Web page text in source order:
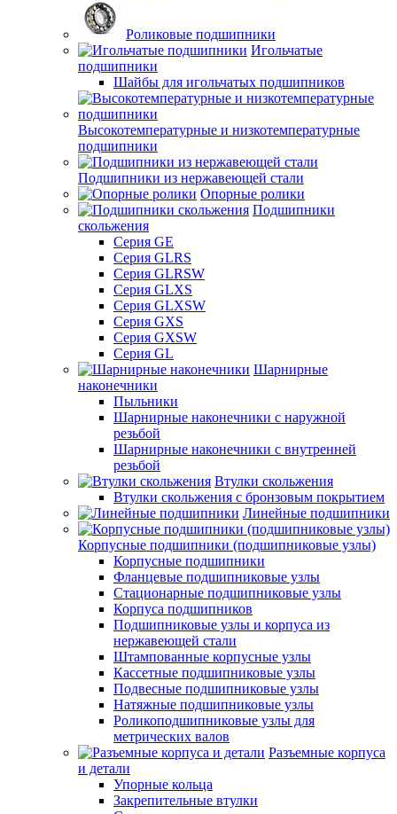
Роликовые подшипники
Игольчатые
подшипники
Шайбы для игольчатых подшипников
Высокотемпературные и низкотемпературные
подшипники
Подшипники из нержавеющей стали
Опорные ролики
Подшипники
скольжения
Серия GE
Серия GLRS
Серия GLRSW
Серия GLXS
Серия GLXSW
Серия GXS
Серия GXSW
Серия GL
Шарнирные
наконечники
Пыльники
Шарнирные наконечники с наружной
резьбой
Шарнирные наконечники с внутренней
резьбой
Втулки скольжения
Втулки скольжения с бронзовым покрытием
Линейные подшипники
Корпусные подшипники (подшипниковые узлы)
Корпусные подшипники
Фланцевые подшипниковые узлы
Стационарные подшипниковые узлы
Корпуса подшипников
Подшипниковые узлы и корпуса из
нержавеющей стали
Штампованные корпусные узлы
Кассетные подшипниковые узлы
Подвесные подшипниковые узлы
Натяжные подшипниковые узлы
Роликоподшипниковые узлы для
метрических валов
Разъемные корпуса
и детали
Упорные кольца
Закрепительные втулки